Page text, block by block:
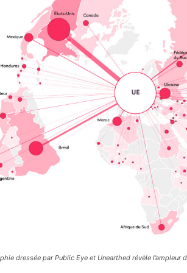
dressée par Public Eye et Unearthed révèle